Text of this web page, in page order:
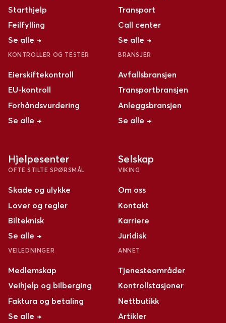
Starthjelp
Feilfylling
Se alle →
KONTROLLER OG TESTER
Eierskiftekontroll
EU-kontroll
Forhåndsvurdering
Se alle →
Transport
Call center
Se alle →
BRANSJER
Avfallsbransjen
Transportbransjen
Anleggsbransjen
Se alle →
Hjelpesenter
OFTE STILTE SPØRSMÅL
Skade og ulykke
Lover og regler
Bilteknisk
Se alle →
VEILEDNINGER
Medlemskap
Veihjelp og bilberging
Faktura og betaling
Se alle →
Selskap
VIKING
Om oss
Kontakt
Karriere
Juridisk
ANNET
Tjenesteområder
Kontrollstasjoner
Nettbutikk
Artikler